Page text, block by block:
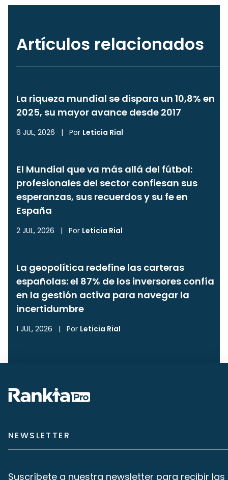
Artículos relacionados
La riqueza mundial se dispara un 10,8% en
2025, su mayor avance desde 2017
6 JUL, 2026 | Por Leticia Rial
El Mundial que va más allá del fútbol:
profesionales del sector confiesan sus
esperanzas, sus recuerdos y su fe en
España
2 JUL, 2026 | Por Leticia Rial
La geopolítica redefine las carteras
españolas: el 87% de los inversores confía
en la gestión activa para navegar la
incertidumbre
1 JUL, 2026 | Por Leticia Rial
NEWSLETTER
Suscríbete a nuestra newsletter para recibir las